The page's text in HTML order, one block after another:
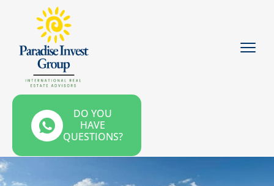
DO YOU
HAVE
QUESTIONS?